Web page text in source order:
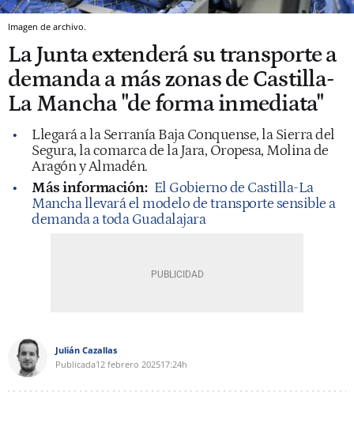
Imagen de archivo.
La Junta extenderá su transporte a
demanda a más zonas de Castilla-
La Mancha "de forma inmediata"
Llegará a la Serranía Baja Conquense, la Sierra del
Segura, la comarca de la Jara, Oropesa, Molina de
Aragón y Almadén.
Más información: El Gobierno de Castilla-La
Mancha llevará el modelo de transporte sensible a
demanda a toda Guadalajara
Julián Cazallas
Publicada12 febrero 202517:24h